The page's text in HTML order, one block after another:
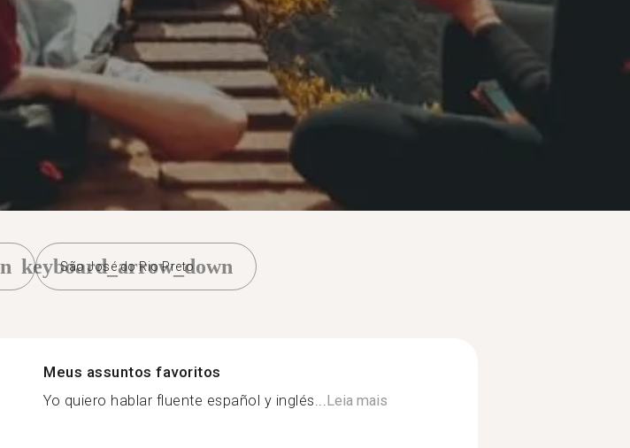
São José do Rio Preto
keyboard_arrow_down
Meus assuntos favoritos
Yo quiero hablar fluente español y inglés...Leia mais